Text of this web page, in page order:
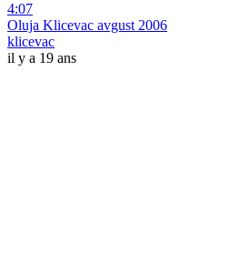
4:07
Oluja Klicevac avgust 2006
klicevac
il y a 19 ans